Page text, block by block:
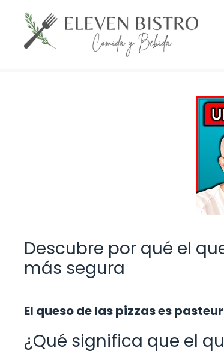
Saltar
contenido
Descubre por qué el
más segura
El queso de las pizzas es
¿Qué significa que el